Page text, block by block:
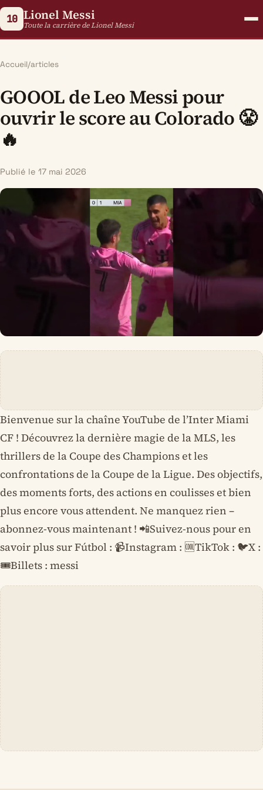
10 Lionel Messi
Toute la carrière de Lionel Messi
Accueil/articles
GOOOL de Leo Messi pour
ouvrir le score au Colorado 😤
🔥
Publié le 17 mai 2026
Bienvenue sur la chaîne YouTube de l’Inter Miami
CF ! Découvrez la dernière magie de la MLS, les
thrillers de la Coupe des Champions et les
confrontations de la Coupe de la Ligue. Des objectifs,
des moments forts, des actions en coulisses et bien
plus encore vous attendent. Ne manquez rien –
abonnez-vous maintenant ! 📲Suivez-nous pour en
savoir plus sur Fútbol : 📹Instagram : 🆒TikTok : 🐦X :
🎟️Billets : messi